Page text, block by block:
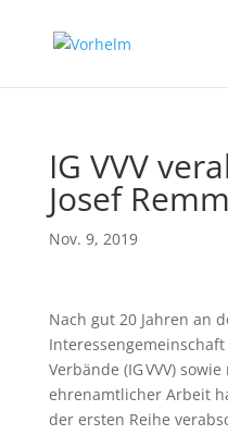
IG VVV
Josef
Nov. 9, 2019
Nach gut 20 Jahren an
Verbände (IG VVV)
ehrenamtlicher Arbeit
der ersten Reihe